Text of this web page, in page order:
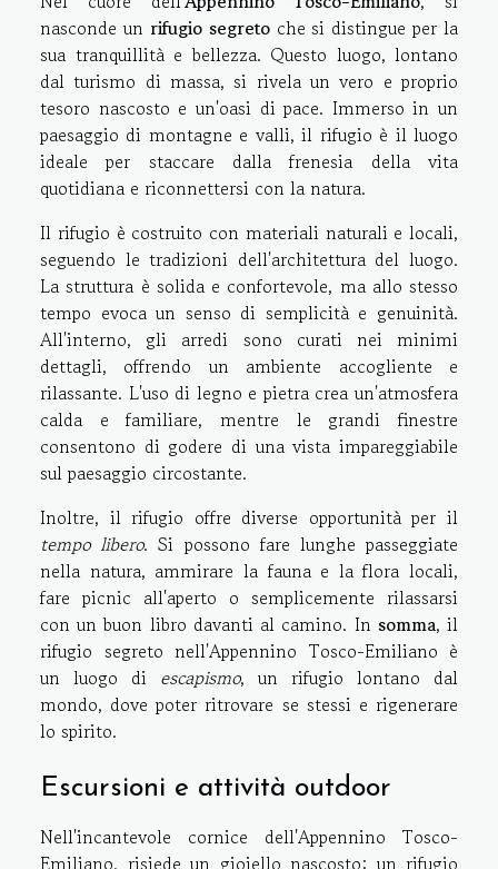
nasconde un rifugio segretoche si distingue per la
sua tranquillità e bellezza. Questo luogo, lontano
dal turismo di massa, si rivela un vero e proprio
tesoro nascosto e un'oasi di pace. Immerso in un
paesaggio di montagne e valli, il rifugio è il luogo
ideale per staccare dalla frenesia della vita
quotidiana e riconnettersi con la natura.
Il rifugio è costruito con materiali naturali e locali,
seguendo le tradizioni dell'architettura del luogo.
La struttura è solida e confortevole, ma allo stesso
tempo evoca un senso di semplicità e genuinità.
All'interno, gli arredi sono curati nei minimi
dettagli, offrendo un ambiente accogliente e
rilassante. L'uso di legno e pietra crea un'atmosfera
calda e familiare, mentre le grandi finestre
consentono di godere di una vista impareggiabile
sul paesaggio circostante.
Inoltre, il rifugio offre diverse opportunità per il
tempo libero. Si possono fare lunghe passeggiate
nella natura, ammirare la fauna e la flora locali,
fare picnic all'aperto o semplicemente rilassarsi
con un buon libro davanti al camino. In somma, il
rifugio segreto nell'Appennino Tosco-Emiliano è
un luogo di escapismo, un rifugio lontano dal
mondo, dove poter ritrovare se stessi e rigenerare
lo spirito.
Escursioni e attività outdoor
Nell'incantevole cornice dell'Appennino Tosco-